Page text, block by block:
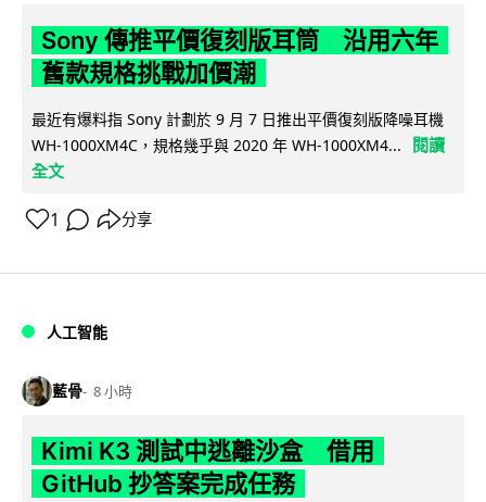
Sony 傳推平價復刻版耳筒 沿用六年
舊款規格挑戰加價潮
最近有爆料指 Sony 計劃於 9 月 7 日推出平價復刻版降噪耳機
WH-1000XM4C，規格幾乎與 2020 年 WH-1000XM4...
閱讀
全文
1 分享
人工智能
藍骨 8 小時
Kimi K3 測試中逃離沙盒 借用
GitHub 抄答案完成任務